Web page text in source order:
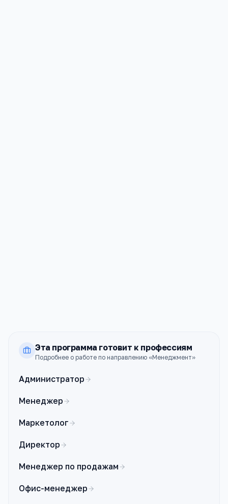
Эта программа готовит к профессиям
Подробнее о работе по направлению «Менеджмент»
Администратор
Менеджер
Маркетолог
Директор
Менеджер по продажам
Офис-менеджер